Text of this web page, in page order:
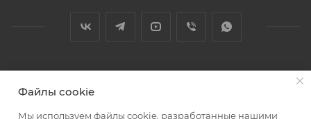
Файлы cookie
Мы используем файлы cookie, разработанные нашими